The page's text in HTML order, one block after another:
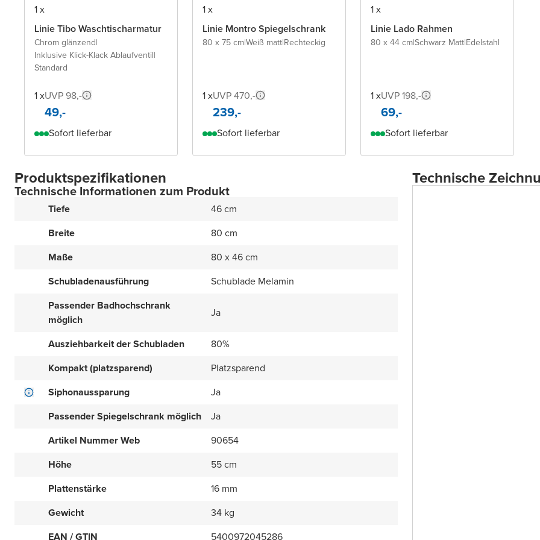
1 x
Linie Tibo Waschtischarmatur
Chrom glänzend|
Inklusive Klick-Klack Ablaufventil|
Standard
1 xUVP 98,-
49,-
Sofort lieferbar
1 x
Linie Montro Spiegelschrank
80 x 75 cm|Weiß matt|Rechteckig
1 xUVP 470,-
239,-
Sofort lieferbar
1 x
Linie Lado Rahmen
80 x 44 cm|Schwarz Matt|Edelstahl
1 xUVP 198,-
69,-
Sofort lieferbar
Produktspezifikationen
Technische Informationen zum Produkt
Tiefe
46 cm
Breite
80 cm
Maße
80 x 46 cm
Schubladenausführung
Schublade Melamin
Passender Badhochschrank
möglich
Ja
Ausziehbarkeit der Schubladen
80%
Kompakt (platzsparend)
Platzsparend
Siphonaussparung
Ja
Passender Spiegelschrank möglich
Ja
Artikel Nummer Web
90654
Höhe
55 cm
Plattenstärke
16 mm
Gewicht
34 kg
EAN / GTIN
5400972045286
Technische